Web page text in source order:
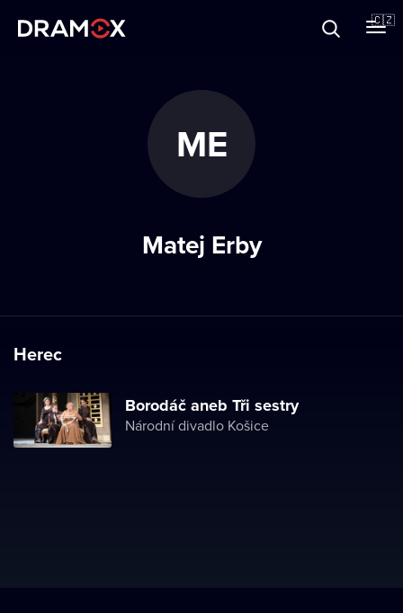
🇨🇿
ME
Matej Erby
Herec
Borodáč aneb Tři sestry
Národní divadlo Košice